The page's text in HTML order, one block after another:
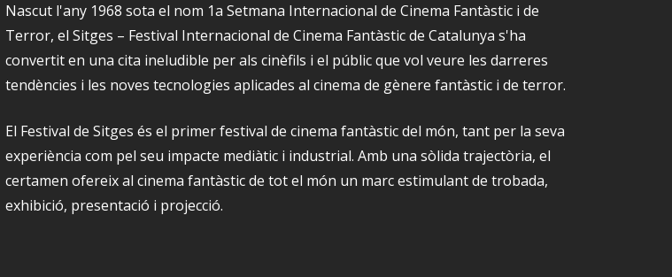
Nascut l'any 1968 sota el nom 1a Setmana Internacional de Cinema Fantàstic i de
Terror, el Sitges – Festival Internacional de Cinema Fantàstic de Catalunya s'ha
convertit en una cita ineludible per als cinèfils i el públic que vol veure les darreres
tendències i les noves tecnologies aplicades al cinema de gènere fantàstic i de terror.
El Festival de Sitges és el primer festival de cinema fantàstic del món, tant per la seva
experiència com pel seu impacte mediàtic i industrial. Amb una sòlida trajectòria, el
certamen ofereix al cinema fantàstic de tot el món un marc estimulant de trobada,
exhibició, presentació i projecció.